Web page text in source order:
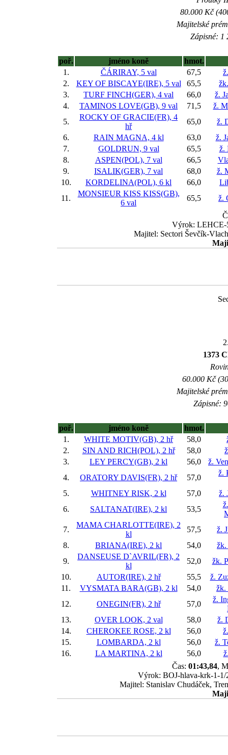
80.000 Kč
Majitelské
Zápisné: 1
poř. jméno koně
hmot.
1.
ČÁRIRAY, 5 val 67,5
2.
KEY OF BISCAYE(IRE), 5 val 65,5
3.
TURF FINCH(GER), 4 val 66,0
ž.
4.
TAMINOS LOVE(GB), 9 val 71,5
ž.
5.
ROCKY OF GRACIE(FR), 4
hř
65,0
ž.
6.
RAIN MAGNA, 4 kl 63,0
ž.
7.
GOLDRUN, 9 val 65,5
ž.
8.
ASPEN(POL), 7 val 66,5
9.
ISALIK(GER), 7 val 68,0
ž.
10.
KORDELINA(POL), 6 kl 66,0
11.
MONSIEUR KISS KISS(GB),
6 val
65,5
ž.
Výrok: LEHCE-
Majitel: Sectori Ševčík-
1373
60.000 Kč
Majitelské
Zápisné:
poř. jméno koně
hmot.
1.
WHITE MOTIV(GB), 2 hř 58,0
2.
SIN AND RICH(POL), 2 hř 58,0
3.
LEY PERCY(GB), 2 kl 56,0
ž.
4.
ORATORY DAVIS(FR), 2 hř 57,0
ž.
5. WHITNEY RISK, 2 kl 57,0
ž.
6.
SALTANAT(IRE), 2 kl 53,5
7.
MAMA CHARLOTTE(IRE), 2
kl
57,5
ž.
8.
BRIANA(IRE), 2 kl 54,0
žk.
9.
DANSEUSE D`AVRIL(FR), 2
kl
52,0
žk.
10.
AUTOR(IRE), 2 hř 55,5
ž.
11.
VYSMATA BARA(GB), 2 kl 54,0
žk.
12.
ONEGIN(FR), 2 hř 57,0
ž.
13.
OVER LOOK, 2 val 58,0
ž.
14.
CHEROKEE ROSE, 2 kl 56,0
15.
LOMBARDA, 2 kl 56,0
ž.
16.
LA MARTINA, 2 kl 56,0
Čas: 01:43,84,
Výrok: BOJ-hlava-krk-1-1/
Majitel: Stanislav Chudáček,